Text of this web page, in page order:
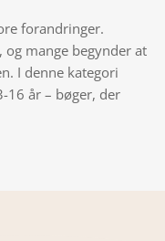
forandringer.
mange begynder at
I denne kategori
16 år – bøger, der
alvorligt. Som ikke